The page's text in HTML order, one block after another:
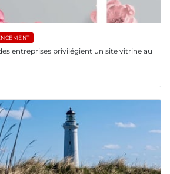
entreprises privilégient un site vitrine au